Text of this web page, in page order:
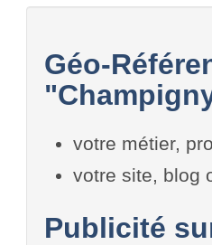
Géo-
votre métier,
votre site, blog
Publicité